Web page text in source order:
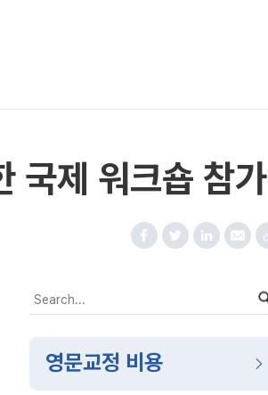
국제 워크숍 참가
영문교정 비용